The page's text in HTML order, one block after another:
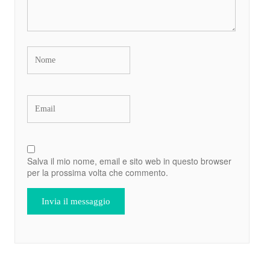
Salva il mio nome, email e sito web in questo browser
per la prossima volta che commento.